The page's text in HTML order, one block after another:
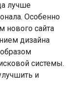
лучше
Особенно
нового сайта
дизайна
системы.
и